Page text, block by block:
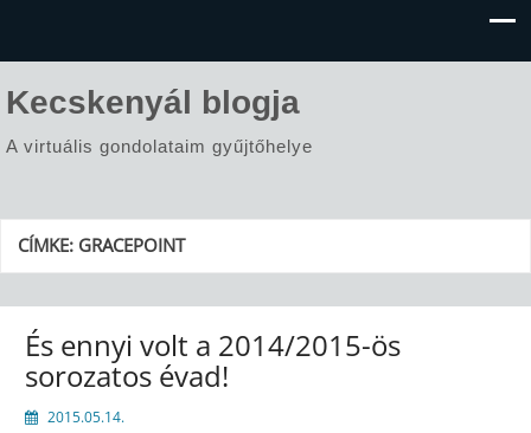
Kecskenyál blogja
A virtuális gondolataim gyűjtőhelye
CÍMKE: GRACEPOINT
És ennyi volt a 2014/2015-ös
sorozatos évad!
2015.05.14.